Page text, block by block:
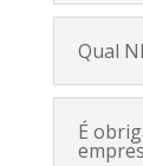
Qual
É